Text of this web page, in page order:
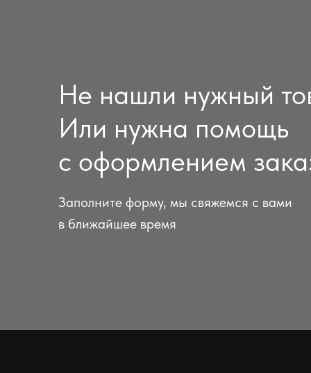
Не нашли нужный
Или нужна помощь
с оформлением
Заполните форму, мы свяжемся с вами
в ближайшее время